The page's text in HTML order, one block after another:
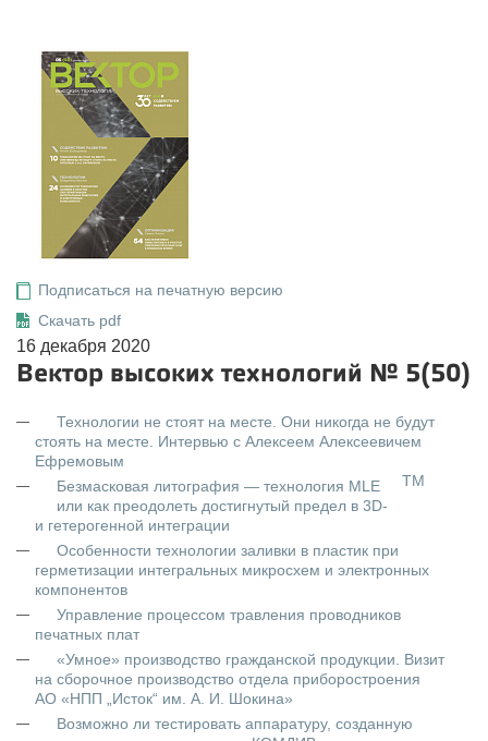
Подписаться на печатную версию
Скачать pdf
16 декабря 2020
Вектор высоких технологий № 5(50)
Технологии не стоят на месте. Они никогда не будут
стоять на месте. Интервью с Алексеем Алексеевичем
Ефремовым
Безмасковая литография — технология MLE
TM
или как преодолеть достигнутый предел в 3D-
и гетерогенной интеграции
Особенности технологии заливки в пластик при
герметизации интегральных микросхем и электронных
компонентов
Управление процессом травления проводников
печатных плат
«Умное» производство гражданской продукции. Визит
на сборочное производство отдела приборостроения
АО «НПП „Исток“ им. А. И. Шокина»
Возможно ли тестировать аппаратуру, созданную